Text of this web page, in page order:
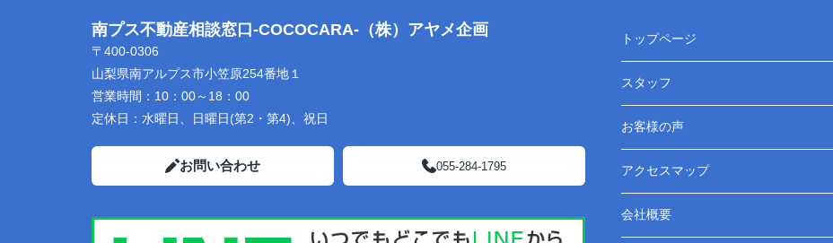
南プス不動産相談窓口-COCOCARA-（株）アヤメ企画
〒400-0306
山梨県南アルプス市小笠原254番地１
営業時間： 10：00～18：00
定休日： 水曜日、日曜日(第2・第4)、祝日
お問い合わせ 055-284-1795
トップページ
スタッフ
お客様の声
アクセスマップ
会社概要